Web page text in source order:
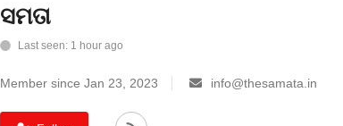
ସମତା
Last seen: 1 hour ago
Member since Jan 23, 2023 info@thesamata.in